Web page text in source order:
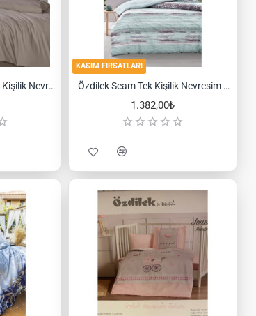
Schafer Soft Gofre Çift Kişilik Nevresim Tkm-4parça
KASIM FIRSATLARI
Özdilek Seam Tek Kişilik Nevresim Takımı
1.382,00₺